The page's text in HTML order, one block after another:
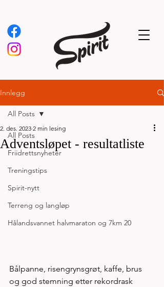
Innlegg
All Posts
Friidrettsnyheter
Treningstips
Spirit-nytt
Terreng og langløp
Hålandsvannet halvmaraton og 7km 20
All Posts
Adventsløpet - resultatliste
2. des. 2023 2 min lesing
Bålpanne, risengrynsgrøt, kaffe, brus
og god stemning etter rekordrask